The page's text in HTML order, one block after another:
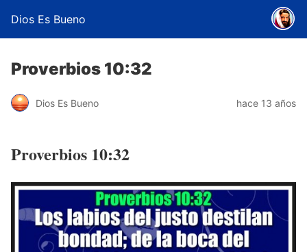
Dios Es Bueno
Proverbios 10:32
Dios Es Bueno hace 13 años
Proverbios 10:32